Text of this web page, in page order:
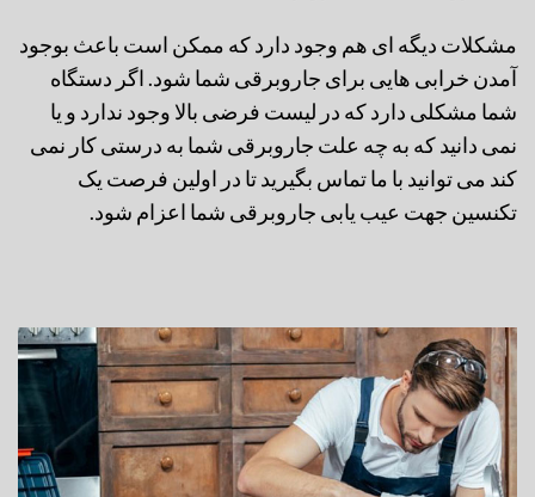
مشکلات دیگه ای هم وجود دارد که ممکن است باعث بوجود
آمدن خرابی هایی برای جاروبرقی شما شود. اگر دستگاه
شما مشکلی دارد که در لیست فرضی بالا وجود ندارد و یا
نمی دانید که به چه علت جاروبرقی شما به درستی کار نمی
کند می توانید با ما تماس بگیرید تا در اولین فرصت یک
تکنسین جهت عیب یابی جاروبرقی شما اعزام شود.